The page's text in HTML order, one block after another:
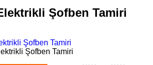
Şofben Tamiri
Şofben Tamiri
Şofben Tamiri